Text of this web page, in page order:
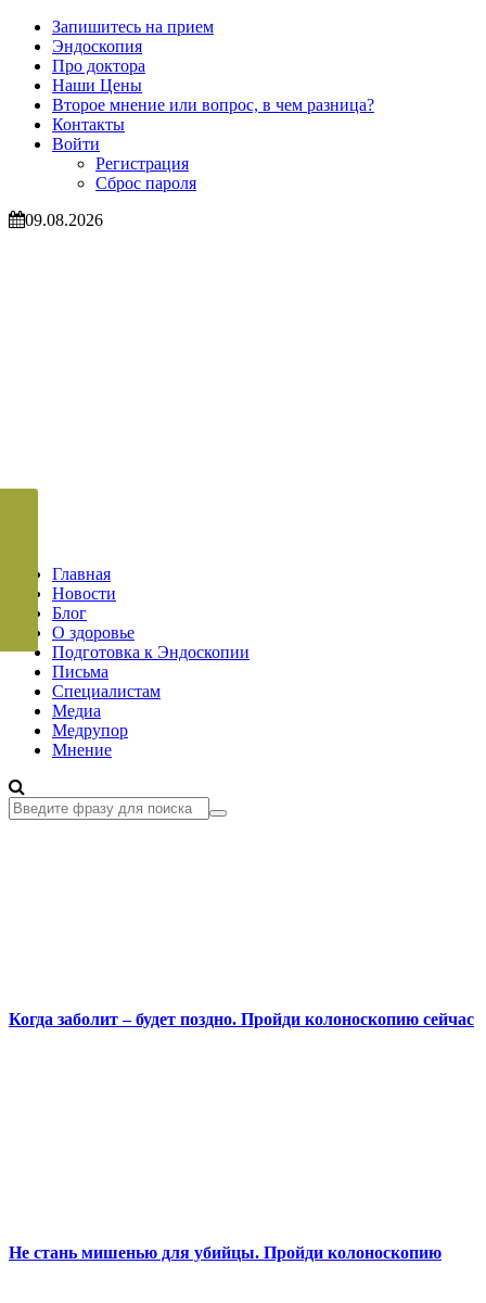
Запишитесь на прием
Эндоскопия
Про доктора
Наши Цены
Второе мнение или вопрос, в чем разница?
Контакты
Войти
Регистрация
Сброс пароля
09.08.2026
Главная
Новости
Блог
О здоровье
Подготовка к Эндоскопии
Письма
Специалистам
Медиа
Медрупор
Мнение
Когда заболит – будет поздно. Пройди колоноскопию сейчас
Не стань мишенью для убийцы. Пройди колоноскопию